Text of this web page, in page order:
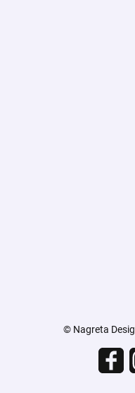
© Nagreta